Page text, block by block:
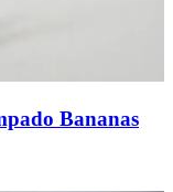
Bananas